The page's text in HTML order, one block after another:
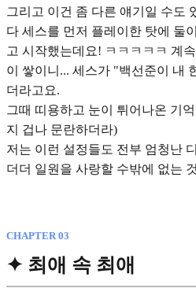
그리고 이건 좀 다른 얘기일 수도
다 세스를 먼저 플레이한 탓에 둘
고 시작했는데요! ㅋㅋㅋㅋㅋ 계
이 쌓이니... 세스가 "백선준이 내
더라고요.
그때 띠용하고 눈이 튀어나온 기
지 겁나 문란하더라)
저는 이런 설정들도 전부 엄청난
더더 일원을 사랑할 수밖에 없는
CHAPTER 03
✦ 최애 속 최애